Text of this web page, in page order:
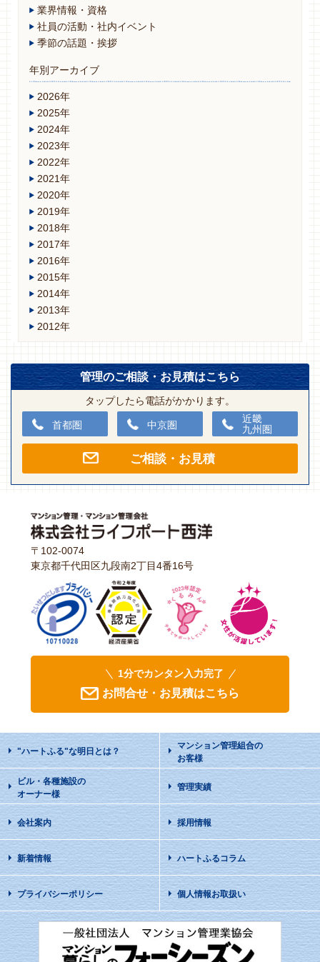
業界情報・資格
社員の活動・社内イベント
季節の話題・挨拶
年別アーカイブ
2026年
2025年
2024年
2023年
2022年
2021年
2020年
2019年
2018年
2017年
2016年
2015年
2014年
2013年
2012年
管理のご相談・お見積はこちら
タップしたら電話がかかります。
首都圏 中京圏
近畿
九州圏
ご相談・お見積
〒102-0074
東京都千代田区九段南2丁目4番16号
1分でカンタン入力完了
お問合せ・お見積はこちら
"ハートふる"な明日 とは？
マンション管理組合の
お客様
ビル・各種施設の
オーナー様
管理実績
会社案内 採用情報
新着情報 ハートふるコラム
プライバシーポリシー 個人情報お取扱い